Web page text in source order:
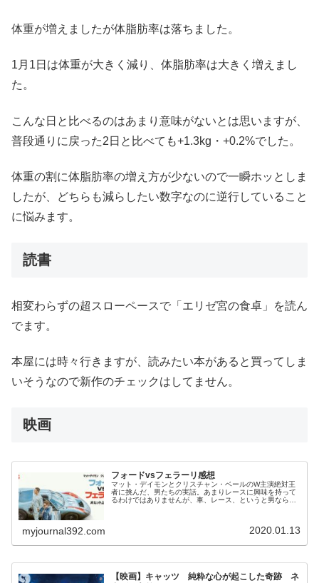
体重が増えましたが体脂肪率は落ちました。
1月1日は体重が大きく減り、体脂肪率は大きく増えまし
た。
こんな日と比べるのはあまり意味がないとは思いますが、
普段通りに戻った2日と比べても+1.3kg・+0.2%でした。
体重の割に体脂肪率の増え方が少ないので一瞬ホッとしま
したが、どちらも減らしたい数字なのに逆行していること
に悩みます。
読書
相変わらずの超スローペースで「エリゼ宮の食卓」を読ん
でます。
本屋には時々行きますが、読みたい本があると買ってしま
いそうなので新作のチェックはしてません。
映画
フォードvsフェラーリ感想
マット・デイモンとクリスチャン・ベールのW主演絶対王
者に挑んだ、男たちの実話。あまりレースに興味を持って
るわけではありませんが、車、レース、というと男なら少
myjournal392.com 2020.01.13
【映画】キャッツ 純粋な心が起こした奇跡 ネ